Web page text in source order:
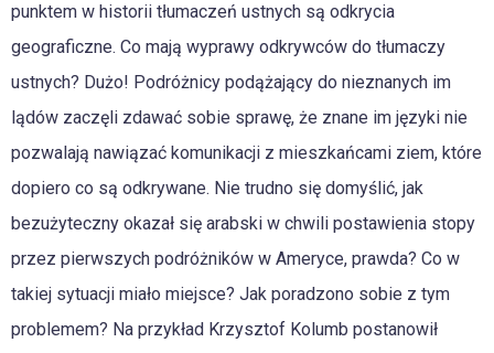
punktem w historii tłumaczeń ustnych są odkrycia
geograficzne. Co mają wyprawy odkrywców do tłumaczy
ustnych? Dużo! Podróżnicy podążający do nieznanych im
lądów zaczęli zdawać sobie sprawę, że znane im języki nie
pozwalają nawiązać komunikacji z mieszkańcami ziem, które
dopiero co są odkrywane. Nie trudno się domyślić, jak
bezużyteczny okazał się arabski w chwili postawienia stopy
przez pierwszych podróżników w Ameryce, prawda? Co w
takiej sytuacji miało miejsce? Jak poradzono sobie z tym
problemem? Na przykład Krzysztof Kolumb postanowił